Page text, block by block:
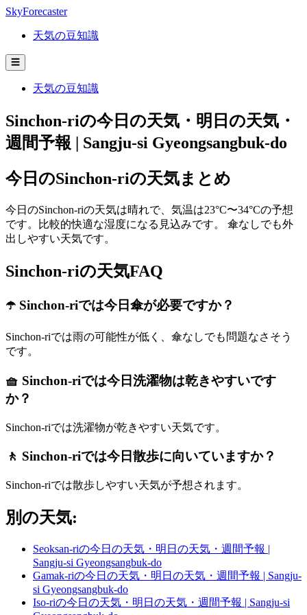
SkyForecaster
天気の豆知識
☰
天気の豆知識
Sinchon-riの今日の天気・明日の天気・
週間予報 | Sangju-si Gyeongsangbuk-do
今日のSinchon-riの天気まとめ
今日のSinchon-riの天気は晴れで、気温は23°C〜34°Cの予想
です。比較的快適な湿度になる見込みです。 傘なしでも外
出しやすい天気です。
Sinchon-riの天気FAQ
☂️ Sinchon-riでは今日傘が必要ですか？
Sinchon-riでは雨の可能性が低く、傘なしでも問題なさそう
です。
🧺 Sinchon-riでは今日洗濯物は乾きやすいです
か？
Sinchon-riでは洗濯物が乾きやすい天気です。
🚶 Sinchon-riでは今日散歩に向いていますか？
Sinchon-riでは散歩しやすい天気が予想されます。
別の天気:
Seoksan-riの今日の天気・明日の天気・週間予報 |
Sangju-si Gyeongsangbuk-do
Gamak-riの今日の天気・明日の天気・週間予報 | Sangju-
si Gyeongsangbuk-do
Iso-riの今日の天気・明日の天気・週間予報 | Sangju-si